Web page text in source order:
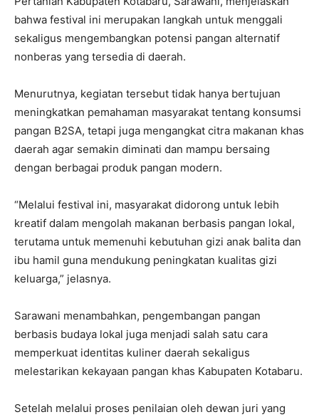
bahwa festival ini merupakan langkah untuk menggali
sekaligus mengembangkan potensi pangan alternatif
nonberas yang tersedia di daerah.
Menurutnya, kegiatan tersebut tidak hanya bertujuan
meningkatkan pemahaman masyarakat tentang konsumsi
pangan B2SA, tetapi juga mengangkat citra makanan khas
daerah agar semakin diminati dan mampu bersaing
dengan berbagai produk pangan modern.
“Melalui festival ini, masyarakat didorong untuk lebih
kreatif dalam mengolah makanan berbasis pangan lokal,
terutama untuk memenuhi kebutuhan gizi anak balita dan
ibu hamil guna mendukung peningkatan kualitas gizi
keluarga,” jelasnya.
Sarawani menambahkan, pengembangan pangan
berbasis budaya lokal juga menjadi salah satu cara
memperkuat identitas kuliner daerah sekaligus
melestarikan kekayaan pangan khas Kabupaten Kotabaru.
Setelah melalui proses penilaian oleh dewan juri yang